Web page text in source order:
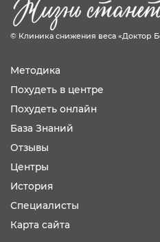
© Клиника снижения веса «Доктор
Методика
Похудеть в центре
Похудеть онлайн
База Знаний
Отзывы
Центры
История
Специалисты
Карта сайта